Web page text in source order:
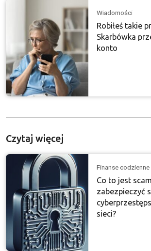
Wiadomości
Robiłeś takie
Skarbówka
konto
Czytaj więcej
Finanse
Co to jest
zabezpieczyć
sieci?